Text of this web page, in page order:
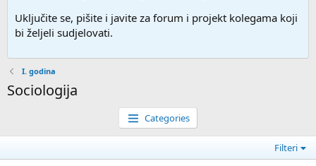
Uključite se, pišite i javite za forum i projekt kolegama koji
bi željeli sudjelovati.
I. godina
Sociologija
Categories
Filteri